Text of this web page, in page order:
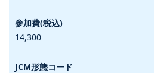
14,300